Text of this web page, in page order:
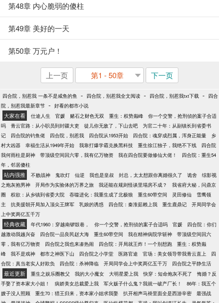
第48章 内心脆弱的傻柱
第49章 美好的一天
第50章 万元户！
上一页 第1 - 50章 下一页
四合院，别惹我 一条不是咸鱼的鱼 - 四合院，别惹我全文阅读 - 四合院，别惹我txt下载 -
四合
院，别惹我最新章节 - 好看的都市小说
大家在看 仕途人生 官媛 赌石之财色无双 重生：权势巅峰
你一个交警，抢刑侦的案子合适
吗
青云官路：从小职员到封疆大吏 徒儿你无敌了，下山去吧
为官二十年：从副镇长到省委书
记
四合院的钓鱼佬 四合院，别惹我 四合院从1953开始 四合院：魂穿成烈属，浑身正能量
乡
村大凶器
幸福生活从1949年开始 我靠打爆学霸兑换黑科技 重生徐江独子，我绝不下线
四合院
我何雨柱是厨神
带顶级空间回六零，我有亿万物资 我在四合院要做修仙大佬！
四合院：重生54
年，邻居傻柱
站内强推 不败战神 鬼吹灯 仙逆 我也是皇叔 封总，太太想跟你离婚很久了 诡舍
综影视
之炮灰抱男神
开局作为实验体的万界之旅 我还能在规则怪谈里塌房不成？
我省府大秘，问鼎京
圈
权欲：从乡镇到省委大院 吞噬进化：我重生成了北极狼 重生60带空间 灵田修仙
雪鹰领
主
抗美援朝开局加入顶尖王牌军 乳娘的诱惑 四合院：秦淮茹赖上我 重生鹿鼎记
开局同学会
上中奖两亿五千万
经典收藏 年代1960：穿越南锣鼓巷， 你一个交警，抢刑侦的案子合适吗 官媛
四合院：你们
越激动我越兴奋
四合院一品良民赵大海 重生60带空间 我在精神病院学斩神
带顶级空间回六
零，我有亿万物资
四合院之我也来凑热闹 四合院：开局就王炸！一个别想跑
重生：权势巅
峰
我不是戏神 都市之神医下山 四合院之小学堂 医路官途 官场：美女领导带我青云直上
四
合院：真当老实人好欺负
四合院：杀神降临 开局同学会上中奖两亿五千万 四合院之平静生活
最近更新 重生之娱乐圈教父 我的大小魔女 大明星爱上我 快穿：短命炮灰不死了
悔婚？反
手娶了资本家大小姐！
病娇美女总裁爱上我 军火贩子什么鬼？我就一破产厂长！
86年：我五个
嫂子没人照顾
重生70：猎王归来，资本家小姐求我娶 扒开相声马褂里面全是西游辛密
最强战